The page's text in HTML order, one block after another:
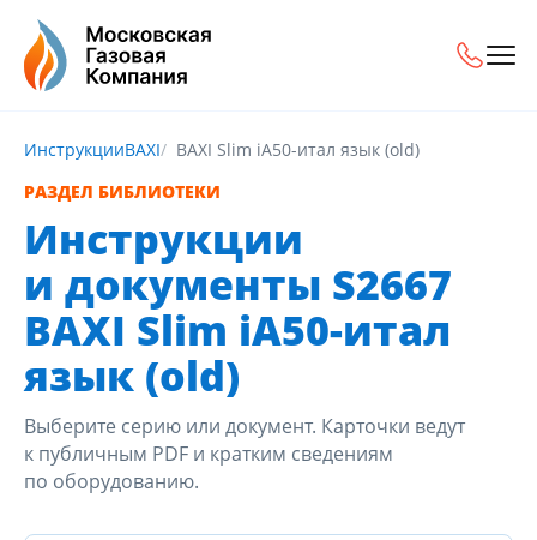
ИнструкцииBAXI
BAXI Slim iA50-итал язык (old)
РАЗДЕЛ БИБЛИОТЕКИ
Инструкции
и документы S2667
BAXI Slim iA50-итал
язык (old)
Выберите серию или документ. Карточки ведут
к публичным PDF и кратким сведениям
по оборудованию.